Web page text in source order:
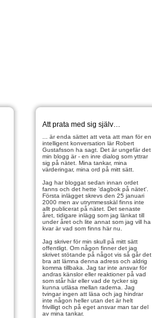
Att prata med sig själv…
... är enda sättet att veta att man för en
intelligent konversation lär Robert
Gustafsson ha sagt. Det är ungefär det
min blogg är - en inre dialog som yttrar
sig på nätet. Mina tankar, mina
värderingar, mina ord på mitt sätt.
Jag har bloggat sedan innan ordet
fanns och det hette 'dagbok på nätet'.
Första inlägget skrevs den 25 januari
2000 men av utrymmesskäl finns inte
allt publicerat på nätet. Det senaste
året, tidigare inlägg som jag länkat till
under året och lite annat som jag vill ha
kvar är vad som finns här nu.
Jag skriver för min skull på mitt sätt
offentligt. Om någon finner det jag
skrivet stötande på något vis så går det
bra att lämna denna adress och aldrig
komma tillbaka. Jag tar inte ansvar för
andras känslor eller reaktioner på vad
som står här eller vad de tycker sig
kunna utläsa mellan raderna. Jag
tvingar ingen att läsa och jag hindrar
inte någon heller utan det är helt
frivilligt och på eget ansvar man tar del
av mina tankar.